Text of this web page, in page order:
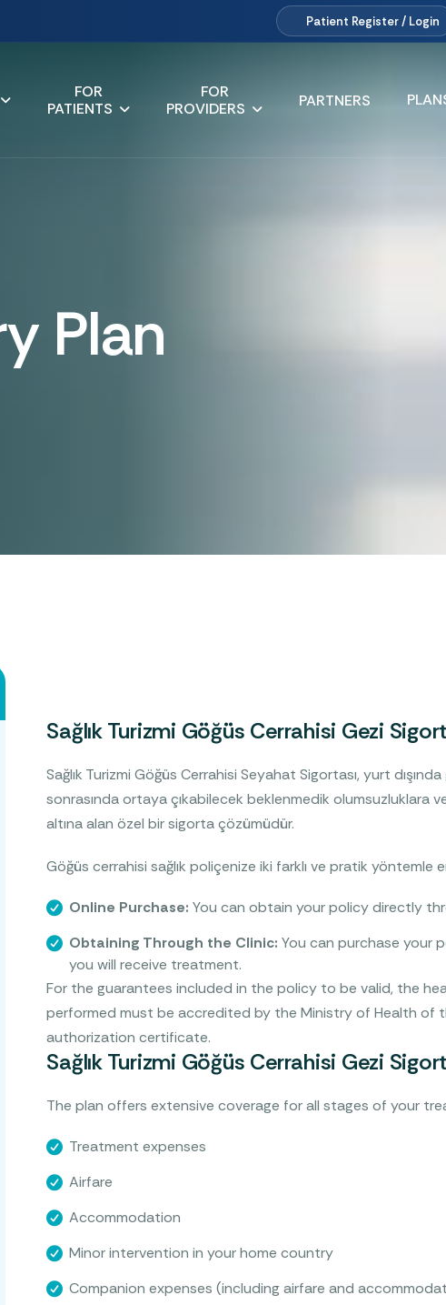
Patient Register / Login
FOR
PATIENTS
FOR
PROVIDERS
PARTNERS
Plan
Sağlık Turizmi Göğüs Cerrahisi Gezi
Sağlık Turizmi Göğüs Cerrahisi Seyahat Sigortası, yurt
sonrasında ortaya çıkabilecek beklenmedik olumsuzluklara
altına alan özel bir sigorta çözümüdür.
Göğüs cerrahisi sağlık poliçenize iki farklı ve pratik yöntemle
Online Purchase: You can obtain your policy directly
Obtaining Through the Clinic: You can purchase your
you will receive treatment.
For the guarantees included in the policy to be valid, the
performed must be accredited by the Ministry of Health of
authorization certificate.
Sağlık Turizmi Göğüs Cerrahisi Gezi
The plan offers extensive coverage for all stages of your
Treatment expenses
Airfare
Accommodation
Minor intervention in your home country
Companion expenses (including airfare and